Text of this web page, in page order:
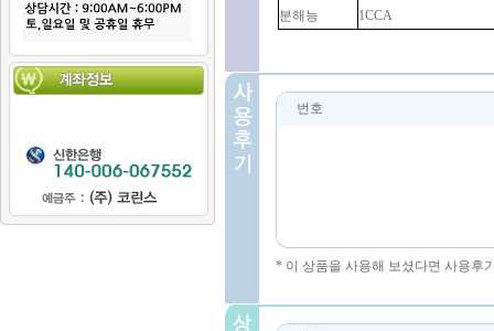
분해능
1CCA
번호
* 이 상품을 사용해 보셨다면 사용후